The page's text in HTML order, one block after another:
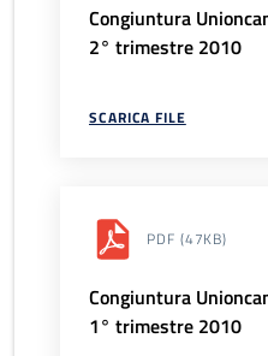
Congiuntura
2° trimestre 2010
SCARICA FILE
PDF (47KB)
Congiuntura
1° trimestre 2010